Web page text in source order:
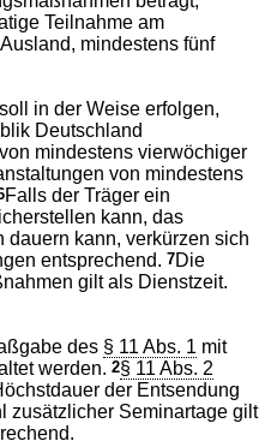
Teilnahme am
mindestens fünf
in der Weise erfolgen,
Deutschland
mindestens vierwöchiger
von mindestens
Falls der Träger ein
kann, das
kann, verkürzen sich
entsprechend.7Die
gilt als Dienstzeit.
des § 11 Abs. 1 mit
werden.2§ 11 Abs. 2
der Entsendung
zusätzlicher Seminartage gilt